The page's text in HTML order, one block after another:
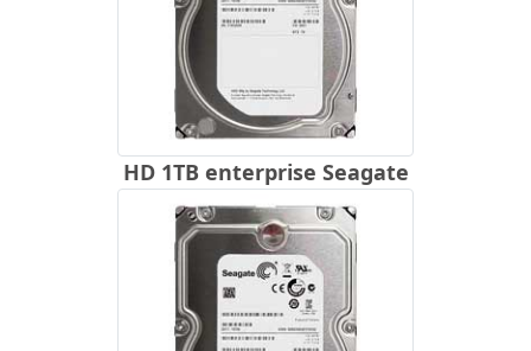
HD 1TB enterprise Seagate